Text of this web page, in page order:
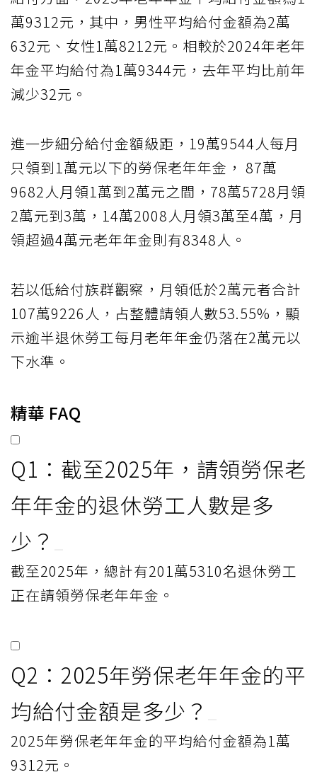
萬9312元，其中，男性平均給付金額為2萬
632元、女性1萬8212元。相較於2024年老年
年金平均給付為1萬9344元，去年平均比前年
減少32元。
進一步細分給付金額級距，19萬9544人每月
只領到1萬元以下的勞保老年年金， 87萬
9682人月領1萬到2萬元之間，78萬5728月領
2萬元到3萬，14萬2008人月領3萬至4萬，月
領超過4萬元老年年金則有8348人。
若以低給付族群觀察，月領低於2萬元者合計
107萬9226人，占整體請領人數53.55%，顯
示逾半退休勞工每月老年年金仍落在2萬元以
下水準。
精華 FAQ
Q1：截至2025年，請領勞保老
年年金的退休勞工人數是多
少？
截至2025年，總計有201萬5310名退休勞工
正在請領勞保老年年金。
Q2：2025年勞保老年年金的平
均給付金額是多少？
2025年勞保老年年金的平均給付金額為1萬
9312元。